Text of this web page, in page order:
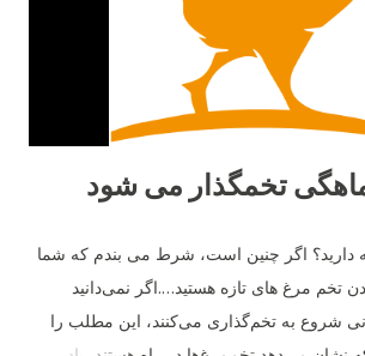
تخمگذار می شود
دارید؟ اگر چنین است، شرط می بندم که شما
تخم مرغ های تازه هستید….اگر نمی‌دانید
شروع به تخم‌گذاری می‌کنند، این مطلب را